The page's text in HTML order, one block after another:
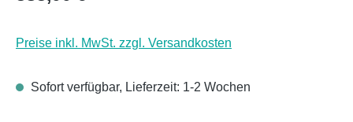
Preise inkl. MwSt. zzgl. Versandkosten
Sofort verfügbar, Lieferzeit: 1-2 Wochen